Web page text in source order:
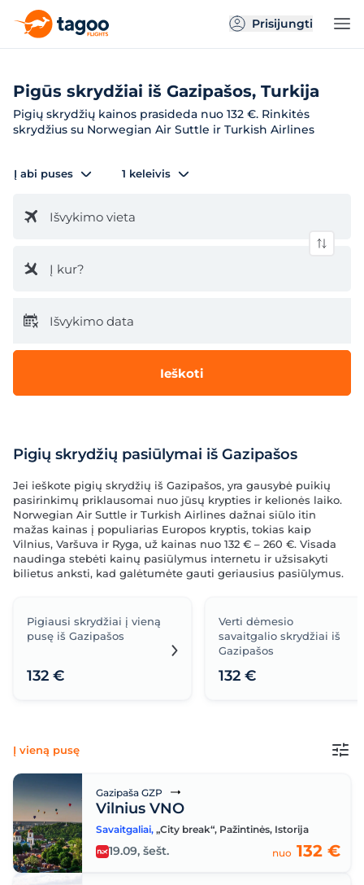
Prisijungti
Pigūs skrydžiai iš Gazipašos, Turkija
Pigių skrydžių kainos prasideda nuo 132 €. Rinkitės
skrydžius su Norwegian Air Suttle ir Turkish Airlines
Į abi puses 1 keleivis
Išvykimo vieta
Į kur?
Išvykimo data
Ieškoti
Pigių skrydžių pasiūlymai iš Gazipašos
Jei ieškote pigių skrydžių iš Gazipašos, yra gausybė puikių
pasirinkimų priklausomai nuo jūsų krypties ir kelionės laiko.
Norwegian Air Suttle ir Turkish Airlines dažnai siūlo itin
mažas kainas į populiarias Europos kryptis, tokias kaip
Vilnius, Varšuva ir Ryga, už kainas nuo 132 € – 260 €. Visada
naudinga stebėti kainų pasiūlymus internetu ir užsisakyti
bilietus anksti, kad galėtumėte gauti geriausius pasiūlymus.
Pigiausi skrydžiai į vieną
pusę iš Gazipašos
132 €
Verti dėmesio
savaitgalio skrydžiai iš
Gazipašos
132 €
Į vieną pusę
Gazipaša GZP
Vilnius VNO
Savaitgaliai, „City break“, Pažintinės, Istorija
19.09, šešt. nuo 132 €